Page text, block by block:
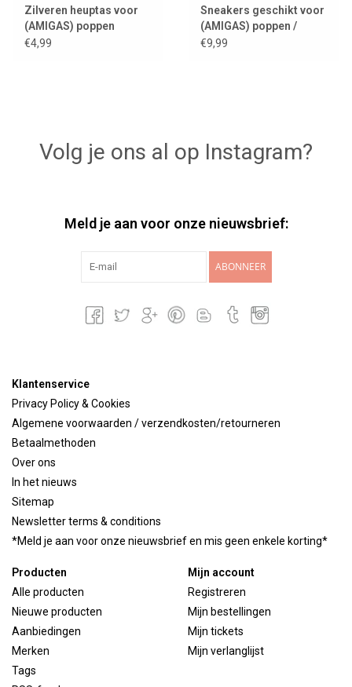
Zilveren heuptas voor
(AMIGAS) poppen
€4,99
Sneakers geschikt voor
(AMIGAS) poppen /
poppenschoenen
€9,99
Volg je ons al op Instagram?
Meld je aan voor onze nieuwsbrief:
ABONNEER
Klantenservice
Privacy Policy & Cookies
Algemene voorwaarden / verzendkosten/retourneren
Betaalmethoden
Over ons
In het nieuws
Sitemap
Newsletter terms & conditions
*Meld je aan voor onze nieuwsbrief en mis geen enkele korting*
Producten
Alle producten
Nieuwe producten
Aanbiedingen
Merken
Tags
Mijn account
Registreren
Mijn bestellingen
Mijn tickets
Mijn verlanglijst